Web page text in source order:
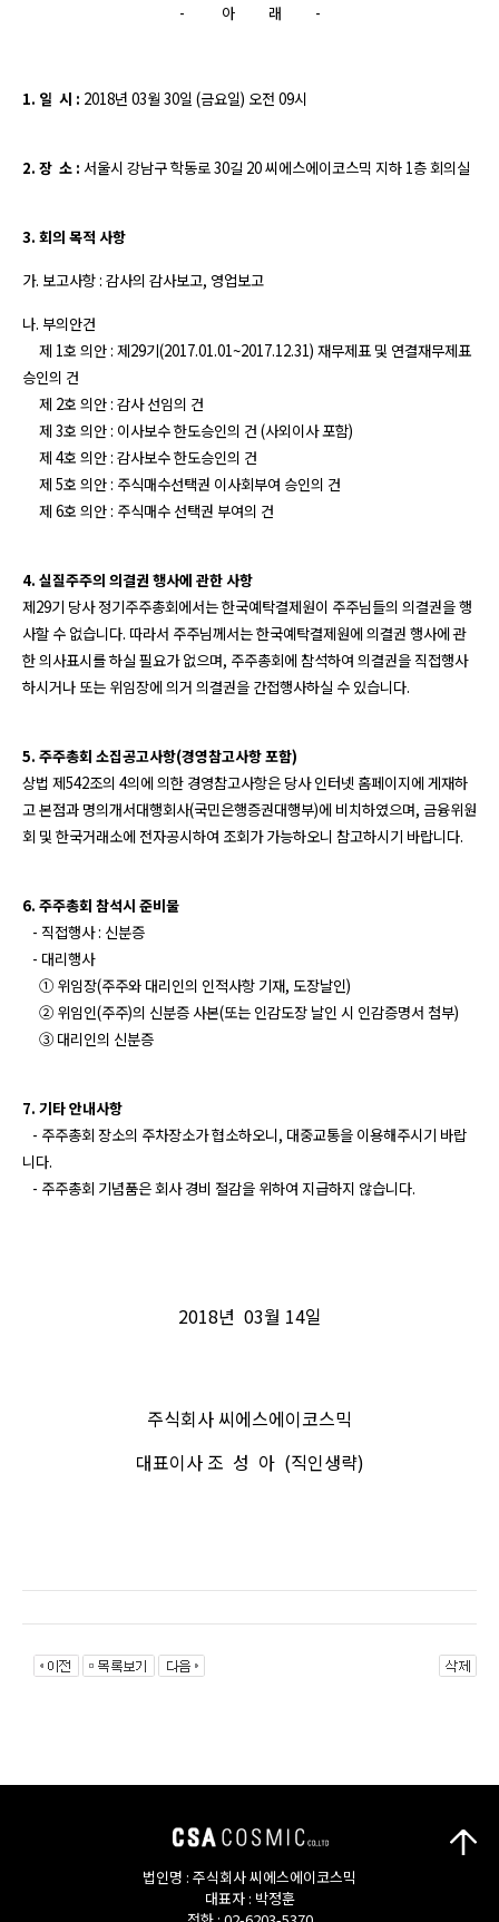
- 아 래 -
1. 일 시 : 2018년 03월 30일 (금요일) 오전 09시
2. 장 소 : 서울시 강남구 학동로 30길 20 씨에스에이코스믹 지하 1층 회의실
3. 회의 목적 사항
가. 보고사항 : 감사의 감사보고, 영업보고
나. 부의안건
제 1호 의안 : 제29기(2017.01.01~2017.12.31) 재무제표 및 연결재무제표
승인의 건
제 2호 의안 : 감사 선임의 건
제 3호 의안 : 이사보수 한도승인의 건 (사외이사 포함)
제 4호 의안 : 감사보수 한도승인의 건
제 5호 의안 : 주식매수선택권 이사회부여 승인의 건
제 6호 의안 : 주식매수 선택권 부여의 건
4. 실질주주의 의결권 행사에 관한 사항
제29기 당사 정기주주총회에서는 한국예탁결제원이 주주님들의 의결권을 행
사할 수 없습니다. 따라서 주주님께서는 한국예탁결제원에 의결권 행사에 관
한 의사표시를 하실 필요가 없으며, 주주총회에 참석하여 의결권을 직접행사
하시거나 또는 위임장에 의거 의결권을 간접행사하실 수 있습니다.
5. 주주총회 소집공고사항(경영참고사항 포함)
상법 제542조의 4의에 의한 경영참고사항은 당사 인터넷 홈페이지에 게재하
고 본점과 명의개서대행회사(국민은행증권대행부)에 비치하였으며, 금융위원
회 및 한국거래소에 전자공시하여 조회가 가능하오니 참고하시기 바랍니다.
6. 주주총회 참석시 준비물
- 직접행사 : 신분증
- 대리행사
① 위임장(주주와 대리인의 인적사항 기재, 도장날인)
② 위임인(주주)의 신분증 사본(또는 인감도장 날인 시 인감증명서 첨부)
③ 대리인의 신분증
7. 기타 안내사항
- 주주총회 장소의 주차장소가 협소하오니, 대중교통을 이용해주시기 바랍
니다.
- 주주총회 기념품은 회사 경비 절감을 위하여 지급하지 않습니다.
2018년 03월 14일
주식회사 씨에스에이코스믹
대표이사 조 성 아 (직인생략)
법인명 : 주식회사 씨에스에이코스믹
대표자 : 박정훈